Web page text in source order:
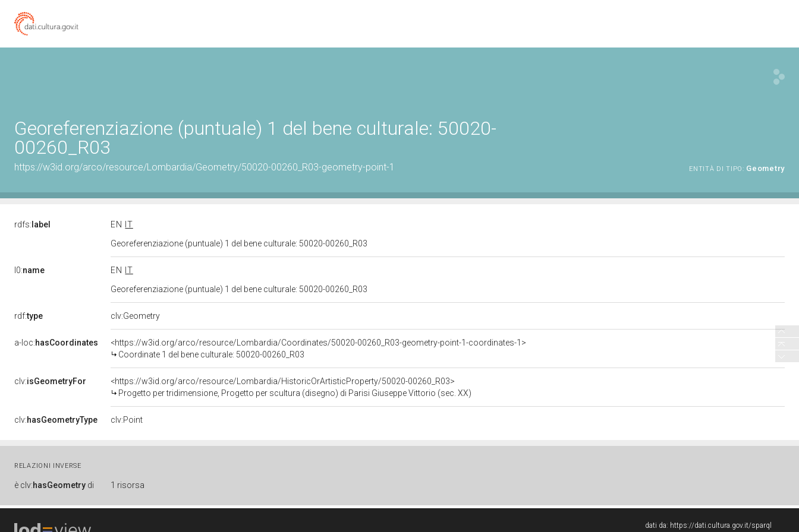
Georeferenziazione (puntuale) 1 del bene culturale: 50020-
00260_R03
https://w3id.org/arco/resource/Lombardia/Geometry/50020-00260_R03-geometry-point-1 ENTITÀ DI TIPO: Geometry
rdfs: label EN
IT
Georeferenziazione (puntuale) 1 del bene culturale: 50020-00260_R03
l0:name EN
IT
Georeferenziazione (puntuale) 1 del bene culturale: 50020-00260_R03
rdf:type clv:Geometry
a-loc:hasCoordinates
<https://w3id.org/arco/resource/Lombardia/Coordinates/50020-00260_R03-geometry-point-1-coordinates-1>
Coordinate 1 del bene culturale: 50020-00260_R03
clv:isGeometryFor
<https://w3id.org/arco/resource/Lombardia/HistoricOrArtisticProperty/50020-00260_R03>
Progetto per tridimensione, Progetto per scultura (disegno) di Parisi Giuseppe Vittorio (sec. XX)
clv:hasGeometryType clv:Point
RELAZIONI INVERSE
è clv:hasGeometry di 1 risorsa
dati da: https://dati.cultura.gov.it/sparql